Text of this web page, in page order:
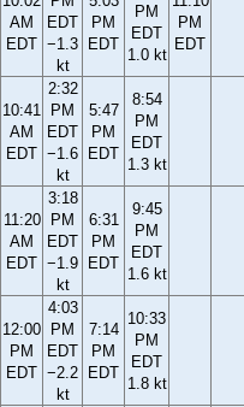
AM
EDT
EDT
−1.3
kt
PM
EDT
PM
EDT
1.0 kt
PM
EDT
10:41
AM
EDT
2:32
PM
EDT
−1.6
kt
5:47
PM
EDT
8:54
PM
EDT
1.3 kt
11:20
AM
EDT
3:18
PM
EDT
−1.9
kt
6:31
PM
EDT
9:45
PM
EDT
1.6 kt
12:00
PM
EDT
4:03
PM
EDT
−2.2
kt
7:14
PM
EDT
10:33
PM
EDT
1.8 kt